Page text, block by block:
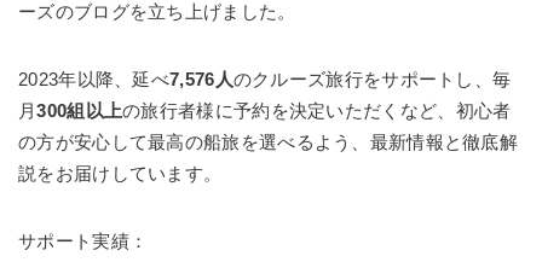
ーズのブログを立ち上げました。
2023年以降、延べ7,576人のクルーズ旅行をサポートし、毎
月300組以上の旅行者様に予約を決定いただくなど、初心者
の方が安心して最高の船旅を選べるよう、最新情報と徹底解
説をお届けしています。
サポート実績：